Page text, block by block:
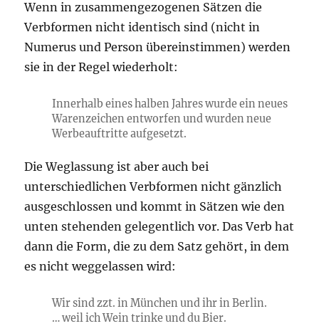
Wenn in zusammengezogenen Sätzen die
Verbformen nicht identisch sind (nicht in
Numerus und Person übereinstimmen) werden
sie in der Regel wiederholt:
Innerhalb eines halben Jahres wurde ein neues
Warenzeichen entworfen und wurden neue
Werbeauftritte aufgesetzt.
Die Weglassung ist aber auch bei
unterschiedlichen Verbformen nicht gänzlich
ausgeschlossen und kommt in Sätzen wie den
unten stehenden gelegentlich vor. Das Verb hat
dann die Form, die zu dem Satz gehört, in dem
es nicht weggelassen wird:
Wir sind zzt. in München und ihr in Berlin.
… weil ich Wein trinke und du Bier.